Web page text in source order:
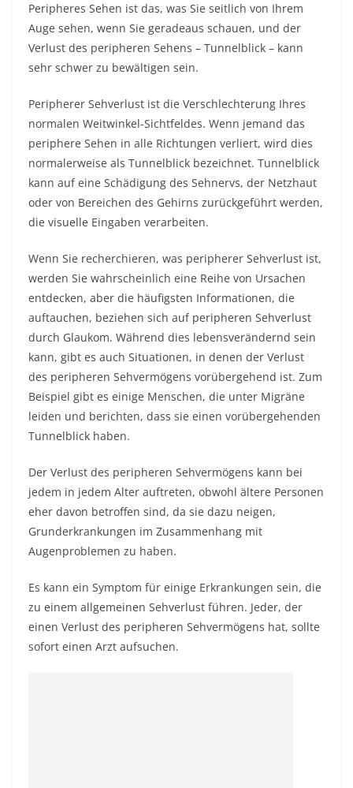
Peripheres Sehen ist das, was Sie seitlich von Ihrem
Auge sehen, wenn Sie geradeaus schauen, und der
Verlust des peripheren Sehens – Tunnelblick – kann
sehr schwer zu bewältigen sein.
Peripherer Sehverlust ist die Verschlechterung Ihres
normalen Weitwinkel-Sichtfeldes. Wenn jemand das
periphere Sehen in alle Richtungen verliert, wird dies
normalerweise als Tunnelblick bezeichnet. Tunnelblick
kann auf eine Schädigung des Sehnervs, der Netzhaut
oder von Bereichen des Gehirns zurückgeführt werden,
die visuelle Eingaben verarbeiten.
Wenn Sie recherchieren, was peripherer Sehverlust ist,
werden Sie wahrscheinlich eine Reihe von Ursachen
entdecken, aber die häufigsten Informationen, die
auftauchen, beziehen sich auf peripheren Sehverlust
durch Glaukom. Während dies lebensverändernd sein
kann, gibt es auch Situationen, in denen der Verlust
des peripheren Sehvermögens vorübergehend ist. Zum
Beispiel gibt es einige Menschen, die unter Migräne
leiden und berichten, dass sie einen vorübergehenden
Tunnelblick haben.
Der Verlust des peripheren Sehvermögens kann bei
jedem in jedem Alter auftreten, obwohl ältere Personen
eher davon betroffen sind, da sie dazu neigen,
Grunderkrankungen im Zusammenhang mit
Augenproblemen zu haben.
Es kann ein Symptom für einige Erkrankungen sein, die
zu einem allgemeinen Sehverlust führen. Jeder, der
einen Verlust des peripheren Sehvermögens hat, sollte
sofort einen Arzt aufsuchen.